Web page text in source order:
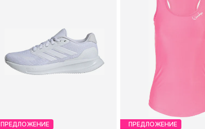
ПРЕДЛОЖЕНИЕ ПРЕДЛОЖЕНИЕ